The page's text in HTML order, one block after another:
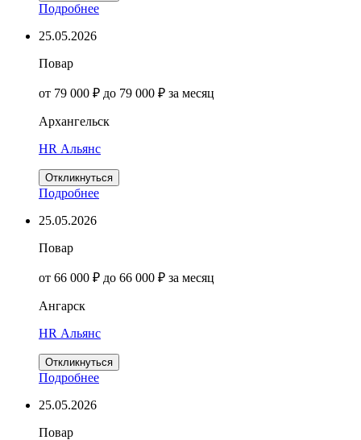
Подробнее
25.05.2026
Повар
от 79 000 ₽ до 79 000 ₽ за месяц
Архангельск
HR Альянс
Откликнуться
Подробнее
25.05.2026
Повар
от 66 000 ₽ до 66 000 ₽ за месяц
Ангарск
HR Альянс
Откликнуться
Подробнее
25.05.2026
Повар